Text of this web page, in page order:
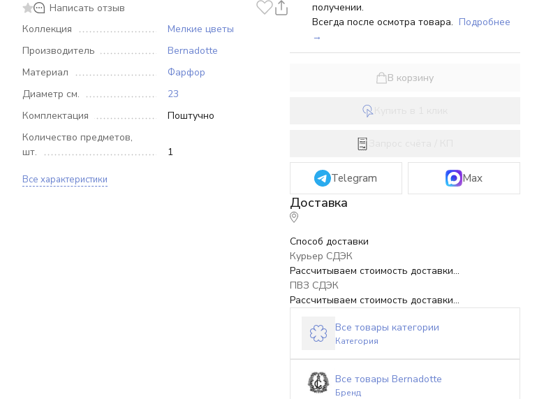
Написать отзыв
Коллекция
Мелкие цветы
Производитель
Bernadotte
Материал
Фарфор
Диаметр см.
23
Комплектация
Поштучно
Количество предметов,
шт.
1
Все характеристики
получении.
Всегда после осмотра товара. Подробнее
→
В корзину
Telegram Max
Способ доставки
Курьер СДЭК
Рассчитываем стоимость доставки...
ПВЗ СДЭК
Рассчитываем стоимость доставки...
Все товары категории
Категория
Все товары Bernadotte
Бренд